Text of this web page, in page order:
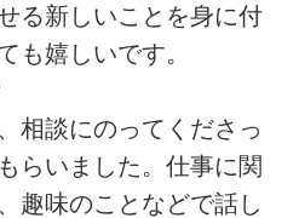
る新しいことを身に付
も嬉しいです。
相談にのってくださっ
らいました。仕事に関
趣味のことなどで話し